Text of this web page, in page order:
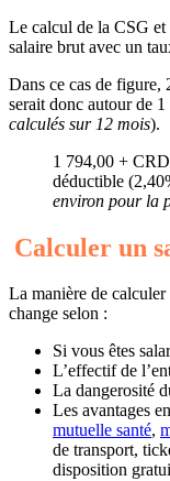
Le calcul de la CSG
salaire brut avec un
Dans ce cas de figure,
serait donc autour de
calculés sur 12 mois).
1 794,00 +
déductible
environ pour la
Calculer un
La manière de
change selon :
Si vous êtes
L’effectif de
La dangerosité
Les avantages
mutuelle santé,
de transport,
disposition